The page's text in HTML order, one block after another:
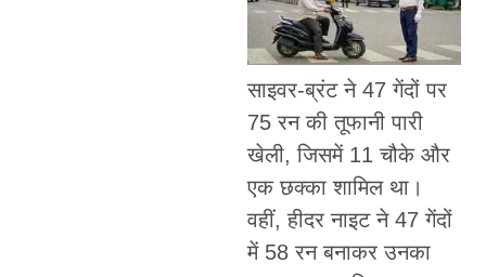
साइवर-ब्रंट ने 47 गेंदों पर
75 रन की तूफानी पारी
खेली, जिसमें 11 चौके और
एक छक्का शामिल था।
वहीं, हीदर नाइट ने 47 गेंदों
में 58 रन बनाकर उनका